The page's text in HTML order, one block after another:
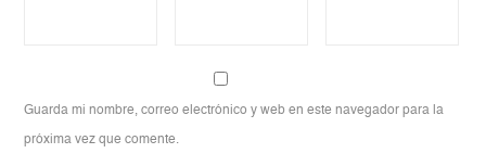
Guarda mi nombre, correo electrónico y web en este navegador para la
próxima vez que comente.